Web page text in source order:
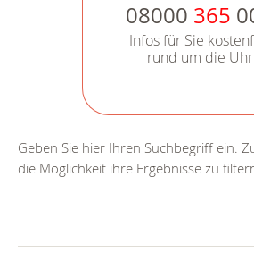
08000 365
Infos für Sie
rund um die Uhr
Geben Sie hier Ihren Suchbegriff ein.
die Möglichkeit ihre Ergebnisse zu